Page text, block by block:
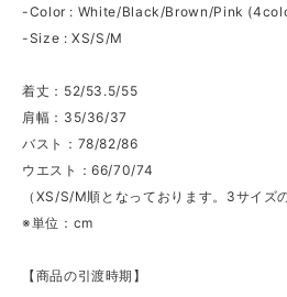
-Color : White/Black/Brown/Pink
-Size : XS/S/M
着丈：52/53.5/55
肩幅：35/36/37
バスト：78/82/86
ウエスト：66/70/74
（XS/S/M順となっております。3サイズ
※単位：cm
【商品の引渡時期】